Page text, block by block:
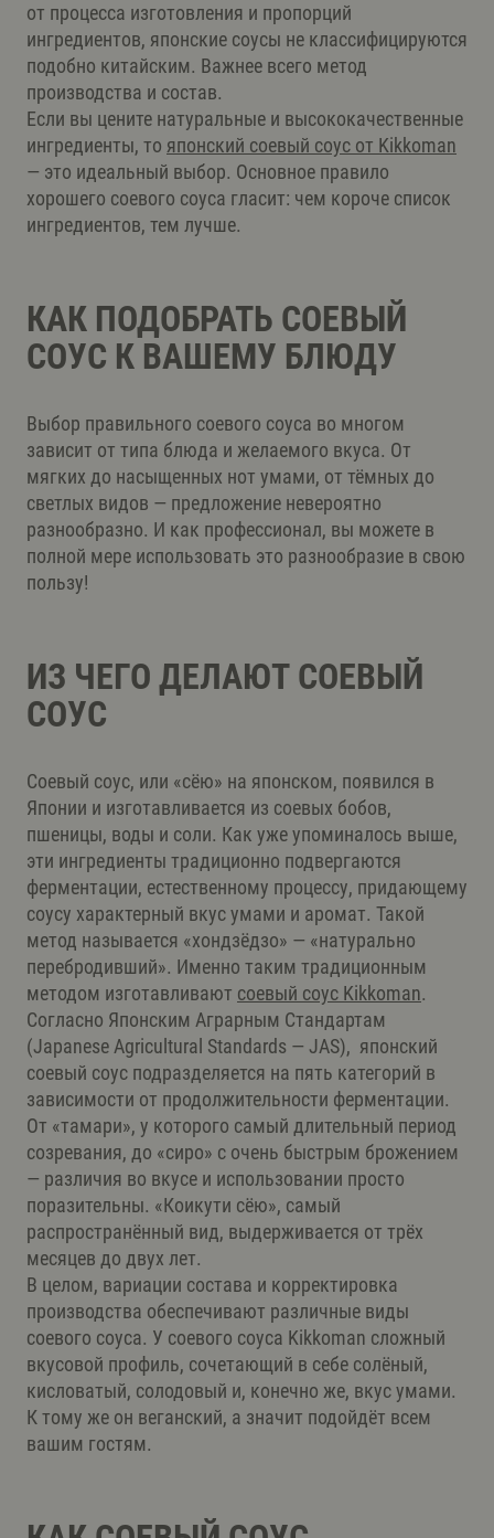
от процесса изготовления и пропорций
ингредиентов, японские соусы не классифицируются
подобно китайским. Важнее всего метод
производства и состав.
Если вы цените натуральные и высококачественные
ингредиенты, то японский соевый соус от Kikkoman
— это идеальный выбор. Основное правило
хорошего соевого соуса гласит: чем короче список
ингредиентов, тем лучше.
КАК ПОДОБРАТЬ СОЕВЫЙ
СОУС К ВАШЕМУ БЛЮДУ
Выбор правильного соевого соуса во многом
зависит от типа блюда и желаемого вкуса. От
мягких до насыщенных нот умами, от тёмных до
светлых видов — предложение невероятно
разнообразно. И как профессионал, вы можете в
полной мере использовать это разнообразие в свою
пользу!
ИЗ ЧЕГО ДЕЛАЮТ СОЕВЫЙ
СОУС
Соевый соус, или «сёю» на японском, появился в
Японии и изготавливается из соевых бобов,
пшеницы, воды и соли. Как уже упоминалось выше,
эти ингредиенты традиционно подвергаются
ферментации, естественному процессу, придающему
соусу характерный вкус умами и аромат. Такой
метод называется «хондзёдзо» — «натурально
перебродивший». Именно таким традиционным
методом изготавливают соевый соус Kikkoman.
Согласно Японским Аграрным Стандартам
(Japanese Agricultural Standards — JAS), японский
соевый соус подразделяется на пять категорий в
зависимости от продолжительности ферментации.
От «тамари», у которого самый длительный период
созревания, до «сиро» с очень быстрым брожением
— различия во вкусе и использовании просто
поразительны. «Коикути сёю», самый
распространённый вид, выдерживается от трёх
месяцев до двух лет.
В целом, вариации состава и корректировка
производства обеспечивают различные виды
соевого соуса. У соевого соуса Kikkoman сложный
вкусовой профиль, сочетающий в себе солёный,
кисловатый, солодовый и, конечно же, вкус умами.
К тому же он веганский, а значит подойдёт всем
вашим гостям.